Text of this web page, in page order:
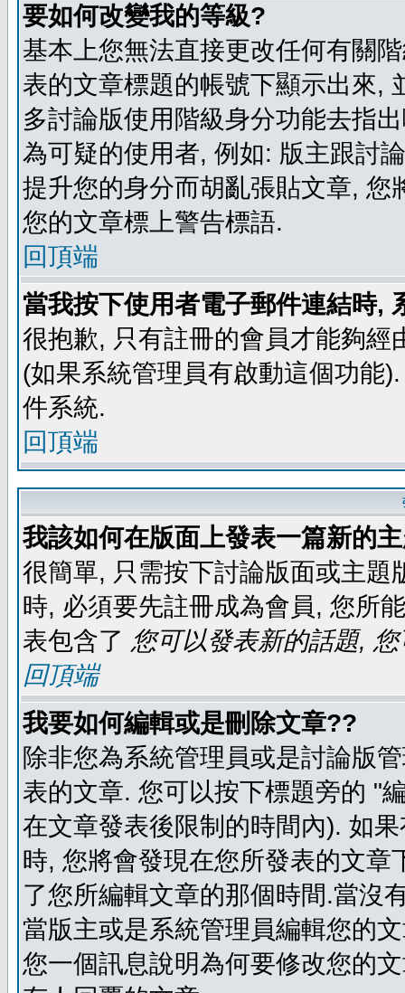
要如何改變我的等級?
基本上您無法直接更改任何有關
表的文章標題的帳號下顯示出來,
多討論版使用階級身分功能去指
為可疑的使用者, 例如: 版主跟討
提升您的身分而胡亂張貼文章,
您的文章標上警告標語.
回頂端
當我按下使用者電子郵件連結時,
很抱歉, 只有註冊的會員才能夠
(如果系統管理員有啟動這個功能
件系統.
回頂端
我該如何在版面上發表一篇新的
很簡單, 只需按下討論版面或主
時, 必須要先註冊成為會員, 您所
表包含了 您可以發表新的話題,
回頂端
我要如何編輯或是刪除文章??
除非您為系統管理員或是討論版
表的文章. 您可以按下標題旁的 "
在文章發表後限制的時間內). 如
時, 您將會發現在您所發表的文
了您所編輯文章的那個時間.當沒
當版主或是系統管理員編輯您的
您一個訊息說明為何要修改您的